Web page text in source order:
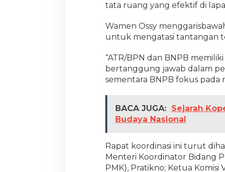
tata ruang yang efektif di
Wamen Ossy
untuk mengatasi tantangan
“ATR/BPN dan BNPB
bertanggung jawab dalam
sementara BNPB fokus pada
BACA JUGA: Sejarah
Budaya Nasional
Rapat koordinasi ini turut
Menteri Koordinator Bidang
PMK), Pratikno; Ketua Komisi